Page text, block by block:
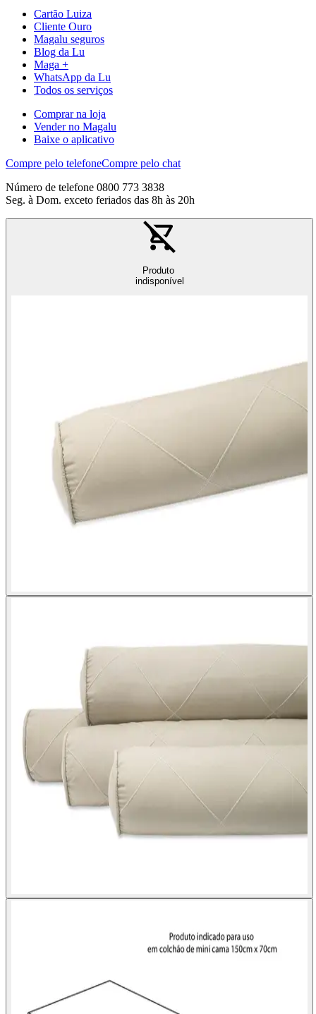
Cartão Luiza
Cliente Ouro
Magalu seguros
Blog da Lu
Maga +
WhatsApp da Lu
Todos os serviços
Comprar na loja
Vender no Magalu
Baixe o aplicativo
Compre pelo telefoneCompre pelo chat
Número de telefone 0800 773 3838
Seg. à Dom. exceto feriados das 8h às 20h
Produto
indisponível